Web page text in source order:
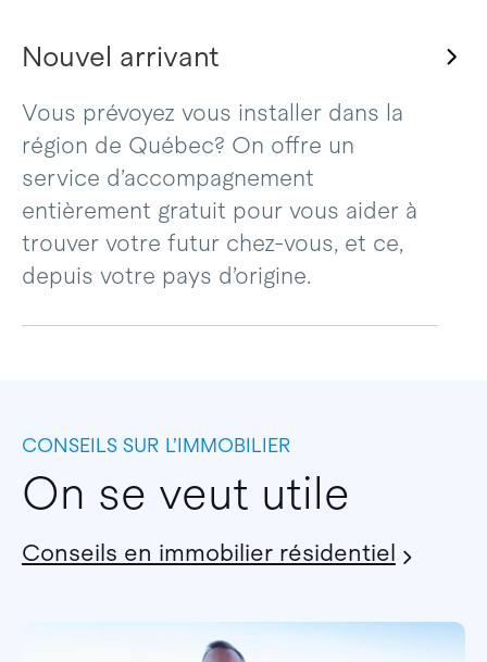
Nouvel arrivant
Vous prévoyez vous installer dans la
région de Québec? On offre un
service d’accompagnement
entièrement gratuit pour vous aider à
trouver votre futur chez-vous, et ce,
depuis votre pays d’origine.
CONSEILS SUR L’IMMOBILIER
On se veut utile
Conseils en immobilier résidentiel